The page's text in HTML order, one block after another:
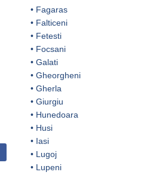
• Fagaras
• Falticeni
• Fetesti
• Focsani
• Galati
• Gheorgheni
• Gherla
• Giurgiu
• Hunedoara
• Husi
• Iasi
• Lugoj
• Lupeni